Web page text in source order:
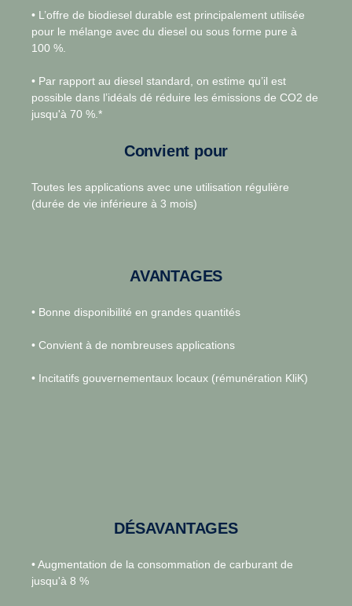
• L’offre de biodiesel durable est principalement utilisée
pour le mélange avec du diesel ou sous forme pure à
100 %.
• Par rapport au diesel standard, on estime qu’il est
possible dans l’idéals dé réduire les émissions de CO2 de
jusqu'à 70 %.*
Convient pour
Toutes les applications avec une utilisation régulière
(durée de vie inférieure à 3 mois)
AVANTAGES
• Bonne disponibilité en grandes quantités
• Convient à de nombreuses applications
• Incitatifs gouvernementaux locaux (rémunération KliK)
DÉSAVANTAGES
• Augmentation de la consommation de carburant de
jusqu'à 8 %